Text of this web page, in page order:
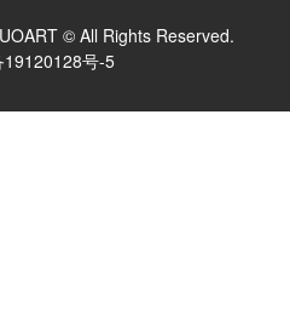
© All Rights Reserved.
19120128号-5